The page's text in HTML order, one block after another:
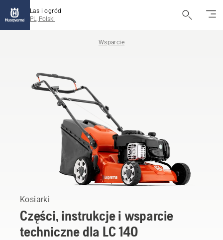
Las i ogród
PL, Polski
Wsparcie
Kosiarki
Części, instrukcje i wsparcie
techniczne dla LC 140